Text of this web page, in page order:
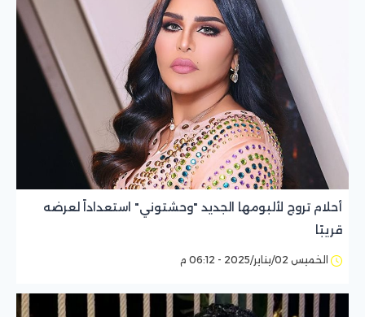
أحلام تروج لألبومها الجديد "وحشتوني" استعداداً لعرضه
قريبًا
الخميس 02/يناير/2025 - 06:12 م